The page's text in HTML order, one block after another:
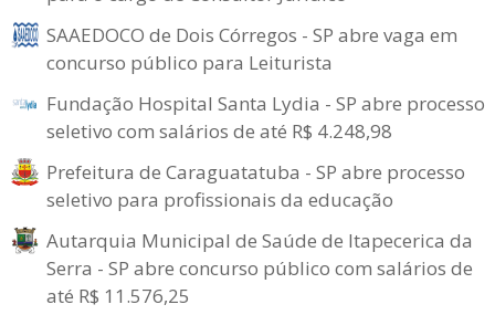
SAAEDOCO de Dois Córregos - SP abre vaga em
concurso público para Leiturista
Fundação Hospital Santa Lydia - SP abre processo
seletivo com salários de até R$ 4.248,98
Prefeitura de Caraguatatuba - SP abre processo
seletivo para profissionais da educação
Autarquia Municipal de Saúde de Itapecerica da
Serra - SP abre concurso público com salários de
até R$ 11.576,25